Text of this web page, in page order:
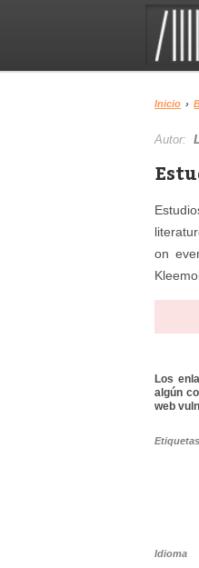
Inicio ›
Autor:
on
Los
algún
web
Etiquetas
Idioma